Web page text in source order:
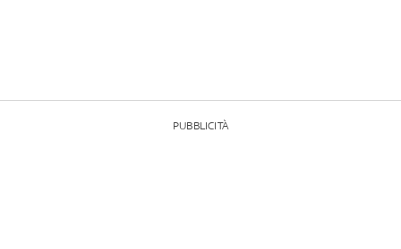
PUBBLICITÀ